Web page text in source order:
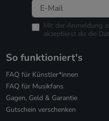
Mit der Anmeldung
akzeptierst du die
So funktioniert's
FAQ für Künstler*innen
FAQ für Musikfans
Gagen, Geld & Garantie
Gutschein verschenken